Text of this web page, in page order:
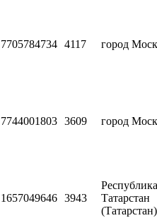
7705784734 4117 город
7744001803 3609 город
1657049646 3943
Республика
Татарстан
(Татарстан)